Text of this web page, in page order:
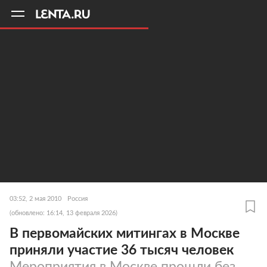
03:52, 2 мая 2010 Россия
(обновлено: 16:14, 13 февраля 2026)
В первомайских митингах в Москве
приняли участие 36 тысяч человек